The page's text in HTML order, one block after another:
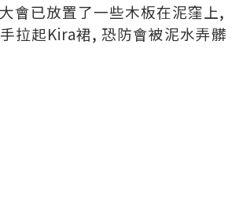
會已放置了一些木板在泥窪上,
拉起Kira裙, 恐防會被泥水弄髒